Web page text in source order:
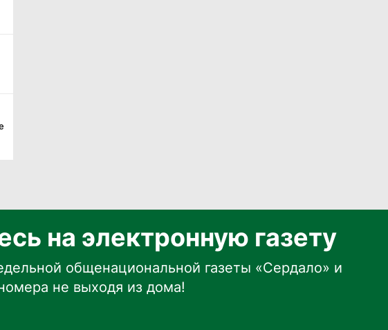
на электронную газету
общенациональной газеты «Сердало» и
не выходя из дома!